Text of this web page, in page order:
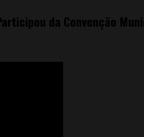
da Convenção